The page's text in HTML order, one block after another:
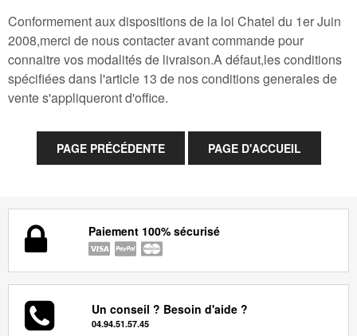
Conformement aux dispositions de la loi Chatel du 1er Juin
2008,merci de nous contacter avant commande pour
connaitre vos modalités de livraison.A défaut,les conditions
spécifiées dans l'article 13 de nos conditions generales de
vente s'appliqueront d'office.
Paiement 100% sécurisé
Un conseil ? Besoin d'aide ?
04.94.51.57.45